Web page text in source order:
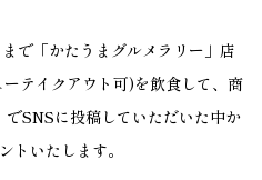
で「かたうまグルメラリー」店
テイクアウト可)を飲食して、商
SNSに投稿していただいた中か
トいたします。